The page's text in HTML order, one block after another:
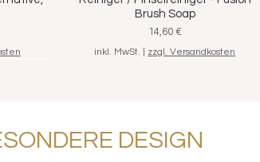
Brush Soap
Preis
14,60 €
inkl. MwSt. zzgl. Versandkosten
DESIGN